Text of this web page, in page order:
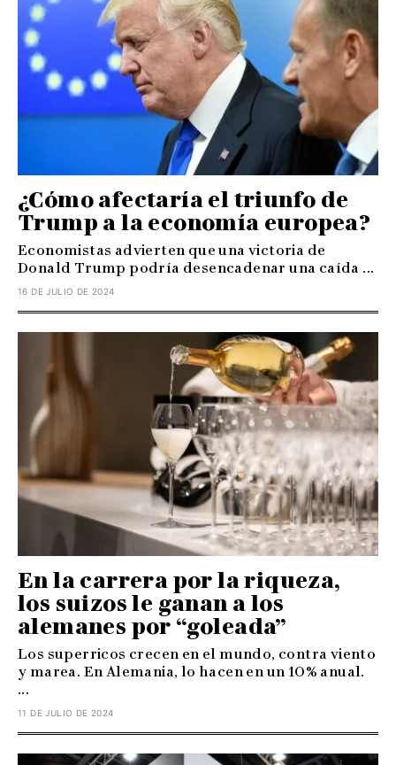
¿Cómo afectaría el triunfo de
Trump a la economía europea?
Economistas advierten que una victoria de
Donald Trump podría desencadenar una caída ...
16 DE JULIO DE 2024
En la carrera por la riqueza,
los suizos le ganan a los
alemanes por “goleada”
Los superricos crecen en el mundo, contra viento
y marea. En Alemania, lo hacen en un 10% anual.
...
11 DE JULIO DE 2024